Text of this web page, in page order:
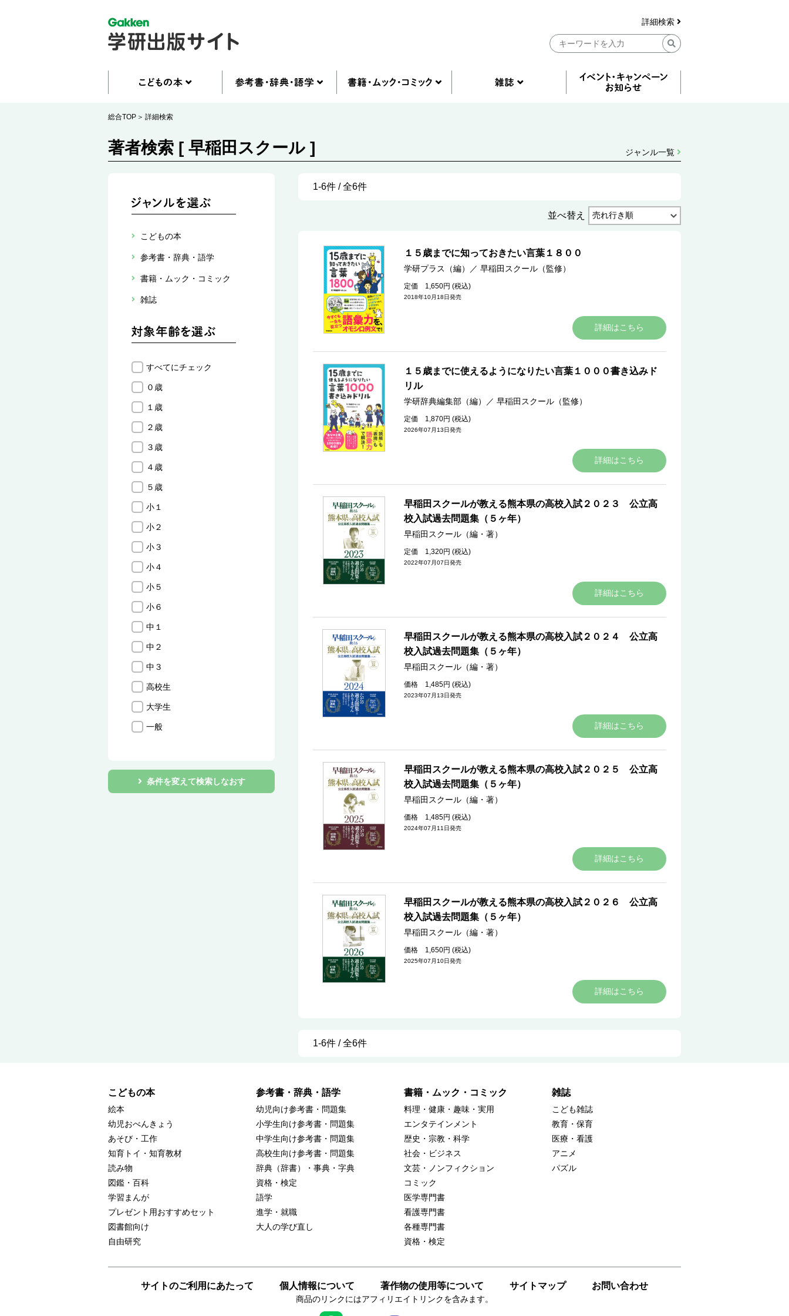
詳細検索
総合TOP 詳細検索
著者検索 [ 早稲田スクール ] ジャンル一覧
こどもの本
参考書・辞典・語学
書籍・ムック・コミック
雑誌
すべてにチェック
０歳
１歳
２歳
３歳
４歳
５歳
小１
小２
小３
小４
小５
小６
中１
中２
中３
高校生
大学生
一般
条件を変えて検索しなおす
1-6件 / 全6件
並べ替え
１５歳までに知っておきたい言葉１８００
学研プラス（編） ／ 早稲田スクール（監修）
定価 1,650円 (税込)
2018年10月18日発売
詳細はこちら
１５歳までに使えるようになりたい言葉１０００書き込みド
リル
学研辞典編集部（編） ／ 早稲田スクール（監修）
定価 1,870円 (税込)
2026年07月13日発売
詳細はこちら
早稲田スクールが教える熊本県の高校入試２０２３ 公立高
校入試過去問題集（５ヶ年）
早稲田スクール（編・著）
定価 1,320円 (税込)
2022年07月07日発売
詳細はこちら
早稲田スクールが教える熊本県の高校入試２０２４ 公立高
校入試過去問題集（５ヶ年）
早稲田スクール（編・著）
価格 1,485円 (税込)
2023年07月13日発売
詳細はこちら
早稲田スクールが教える熊本県の高校入試２０２５ 公立高
校入試過去問題集（５ヶ年）
早稲田スクール（編・著）
価格 1,485円 (税込)
2024年07月11日発売
詳細はこちら
早稲田スクールが教える熊本県の高校入試２０２６ 公立高
校入試過去問題集（５ヶ年）
早稲田スクール（編・著）
価格 1,650円 (税込)
2025年07月10日発売
詳細はこちら
1-6件 / 全6件
こどもの本
絵本
幼児おべんきょう
あそび・工作
知育トイ・知育教材
読み物
図鑑・百科
学習まんが
プレゼント用おすすめセット
図書館向け
自由研究
参考書・辞典・語学
幼児向け参考書・問題集
小学生向け参考書・問題集
中学生向け参考書・問題集
高校生向け参考書・問題集
辞典（辞書）・事典・字典
資格・検定
語学
進学・就職
大人の学び直し
書籍・ムック・コミック
料理・健康・趣味・実用
エンタテインメント
歴史・宗教・科学
社会・ビジネス
文芸・ノンフィクション
コミック
医学専門書
看護専門書
各種専門書
資格・検定
雑誌
こども雑誌
教育・保育
医療・看護
アニメ
パズル
サイトのご利用にあたって 個人情報について 著作物の使用等について サイトマップ お問い合わせ
商品のリンクにはアフィリエイトリンクを含みます。